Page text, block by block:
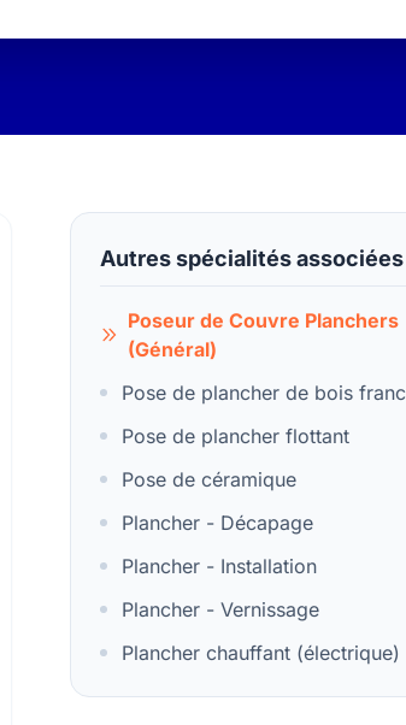
Autres spécialités associées
Poseur de Couvre Planchers
(Général)
Pose de plancher de bois franc
Pose de plancher flottant
Pose de céramique
Plancher - Décapage
Plancher - Installation
Plancher - Vernissage
Plancher chauffant (électrique)